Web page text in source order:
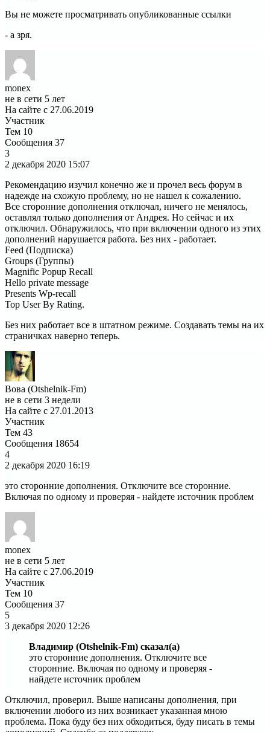
Вы не можете просматривать опубликованные ссылки
- а зря.
monex
не в сети 5 лет
На сайте с 27.06.2019
Участник
Тем 10
Сообщения 37
3
2 декабря 2020 15:07
Рекомендацию изучил конечно же и прочел весь форум в
надежде на схожую проблему, но не нашел к сожалению.
Все сторонние дополнения отключал, ничего не менялось,
оставлял только дополнения от Андрея. Но сейчас и их
отключил. Обнаружилось, что при включении одного из этих
дополнений нарушается работа. Без них - работает.
Feed (Подписка)
Groups (Группы)
Magnific Popup Recall
Hello private message
Presents Wp-recall
Top User By Rating.
Без них работает все в штатном режиме. Создавать темы на их
страничках наверно теперь.
Вова (Otshelnik-Fm)
не в сети 3 недели
На сайте с 27.01.2013
Участник
Тем 43
Сообщения 18654
4
2 декабря 2020 16:19
это сторонние дополнения. Отключите все сторонние.
Включая по одному и проверяя - найдете источник проблем
monex
не в сети 5 лет
На сайте с 27.06.2019
Участник
Тем 10
Сообщения 37
5
3 декабря 2020 12:26
Владимир (Otshelnik-Fm) сказал(а)
это сторонние дополнения. Отключите все
сторонние. Включая по одному и проверяя -
найдете источник проблем
Отключил, проверил. Выше написаны дополнения, при
включении любого из них возникает указанная мною
проблема. Пока буду без них обходиться, буду писать в темы